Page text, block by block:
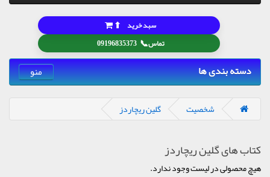
تماس📞
09196835373
سبد خرید ⬆
دسته بندی ها منو
شخصیت گلین ریچاردز
کتاب های گلین ریچاردز
هیچ محصولی در لیست وجود ندارد.